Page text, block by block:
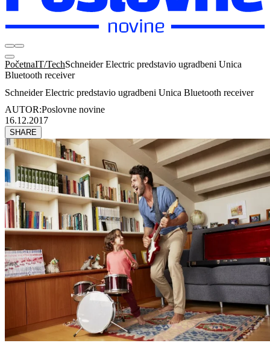
PočetnaIT/TechSchneider Electric predstavio ugradbeni Unica
Bluetooth receiver
Schneider Electric predstavio ugradbeni Unica Bluetooth receiver
AUTOR:Poslovne novine
16.12.2017
SHARE